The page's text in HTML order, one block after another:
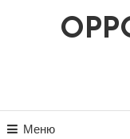
Меню